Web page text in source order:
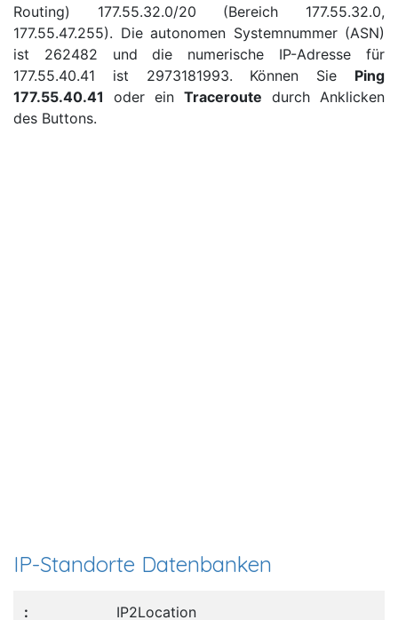
Routing) 177.55.32.0/20 (Bereich 177.55.32.0,
177.55.47.255). Die autonomen Systemnummer (ASN)
ist 262482 und die numerische IP-Adresse für
177.55.40.41 ist 2973181993. Können Sie Ping
177.55.40.41 oder ein Traceroute durch Anklicken
des Buttons.
IP-Standorte Datenbanken
IP2Location